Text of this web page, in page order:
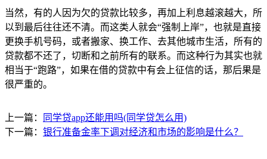
当然，有的人因为欠的贷款比较多，再加上利息越滚越大，所
以到最后往往还不清。而这类人就会“强制上岸”，也就是直接
更换手机号码，或者搬家、换工作、去其他城市生活，所有的
贷款都不还了，切断和之前所有的联系。而这种行为其实也就
相当于“跑路”，如果在借的贷款中有会上征信的话，那后果是
很严重的。
上一篇：
同学贷app还能用吗(同学贷怎么用)
下一篇： 银行准备金率下调对经济和市场的影响是什么？